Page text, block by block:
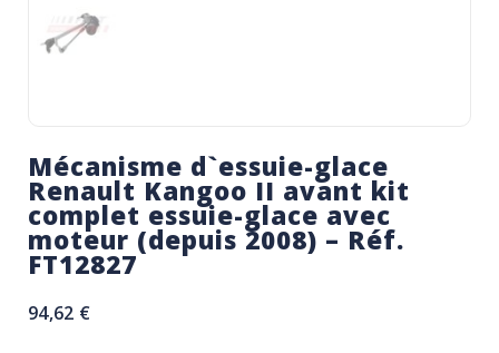
Mécanisme d`essuie-glace
Renault Kangoo II avant kit
complet essuie-glace avec
moteur (depuis 2008) – Réf.
FT12827
94,62 €